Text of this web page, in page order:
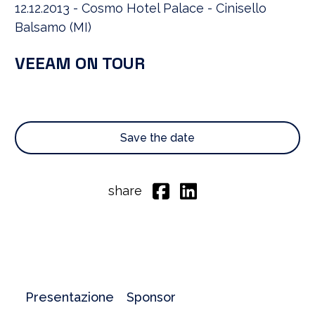
12.12.2013 - Cosmo Hotel Palace - Cinisello
Balsamo (MI)
VEEAM ON TOUR
Save the date
share
Presentazione Sponsor